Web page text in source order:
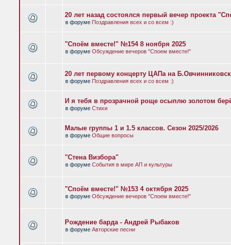
20 лет назад состоялся первый вечер проекта
в форуме Поздравления всех и со всем :)
"Споём вместе!" №154 8 ноября 2025
в форуме Обсуждение вечеров "Споем вместе!"
20 лет первому концерту ЦАПа на
в форуме Поздравления всех и со всем :)
И я тебя в прозрачной роще осыплю золотом
в форуме Стихи
Малые группы 1 и 1.5 классов. Сезон 2025/2026
в форуме Общие вопросы
"Стена Визбора"
в форуме События в мире АП и культуры
"Споём вместе!" №153 4 октября 2025
в форуме Обсуждение вечеров "Споем вместе!"
Рождение барда - Андрей Рыбаков
в форуме Авторские песни